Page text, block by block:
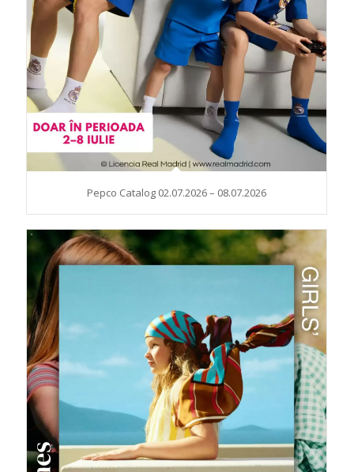
Pepco Catalog 02.07.2026 – 08.07.2026